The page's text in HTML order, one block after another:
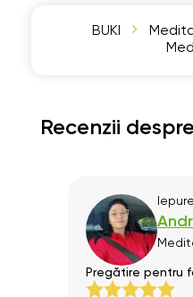
BUKI
Recenzii
Pregătire pentru